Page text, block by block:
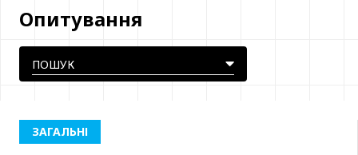
Опитування
ЗАГАЛЬНІ